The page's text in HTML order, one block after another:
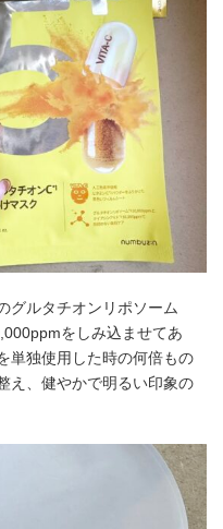
グルタチオンリポソーム
をしみ込ませてあ
単独使用した時の何倍もの
え、健やかで明るい印象の